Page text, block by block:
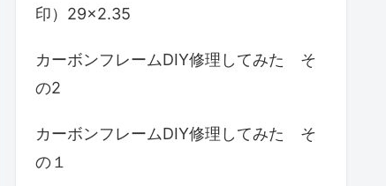
印）29×2.35
カーボンフレームDIY修理してみた そ
の2
カーボンフレームDIY修理してみた そ
の１